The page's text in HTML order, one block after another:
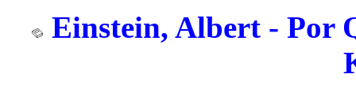
Einstein, Albert - Por